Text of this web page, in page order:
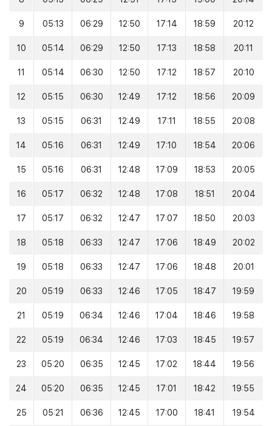
9 05:13 06:29 12:50 17:14 18:59 20:12
10 05:14 06:29 12:50 17:13 18:58 20:11
11 05:14 06:30 12:50 17:12 18:57 20:10
12 05:15 06:30 12:49 17:12 18:56 20:09
13 05:15 06:31 12:49 17:11 18:55 20:08
14 05:16 06:31 12:49 17:10 18:54 20:06
15 05:16 06:31 12:48 17:09 18:53 20:05
16 05:17 06:32 12:48 17:08 18:51 20:04
17 05:17 06:32 12:47 17:07 18:50 20:03
18 05:18 06:33 12:47 17:06 18:49 20:02
19 05:18 06:33 12:47 17:06 18:48 20:01
20 05:19 06:33 12:46 17:05 18:47 19:59
21 05:19 06:34 12:46 17:04 18:46 19:58
22 05:19 06:34 12:46 17:03 18:45 19:57
23 05:20 06:35 12:45 17:02 18:44 19:56
24 05:20 06:35 12:45 17:01 18:42 19:55
25 05:21 06:36 12:45 17:00 18:41 19:54